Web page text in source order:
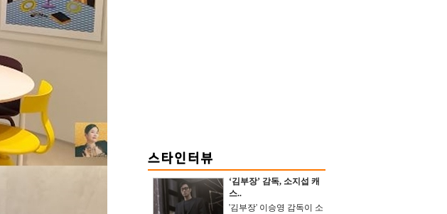
‘김부장’ 감독, 소지섭 캐
스..
'김부장' 이승영 감독이 소